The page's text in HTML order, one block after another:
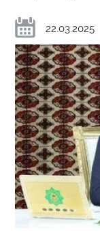
22.03.2025